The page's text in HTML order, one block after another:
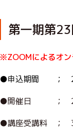
第一期第
※ZOOMによるオン
●申込期間 ；
●開催日 ；
●講座受講料 ；